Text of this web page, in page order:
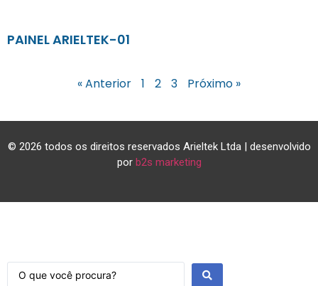
PAINEL ARIELTEK-01
« Anterior 1 2 3 Próximo »
© 2026 todos os direitos reservados Arieltek Ltda | desenvolvido
por b2s marketing